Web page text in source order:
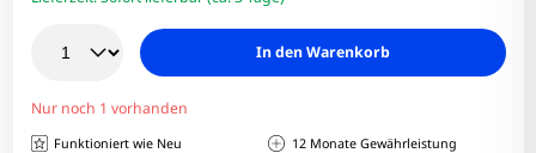
In den Warenkorb
Nur noch 1 vorhanden
Funktioniert wie Neu
12 Monate Gewährleistung